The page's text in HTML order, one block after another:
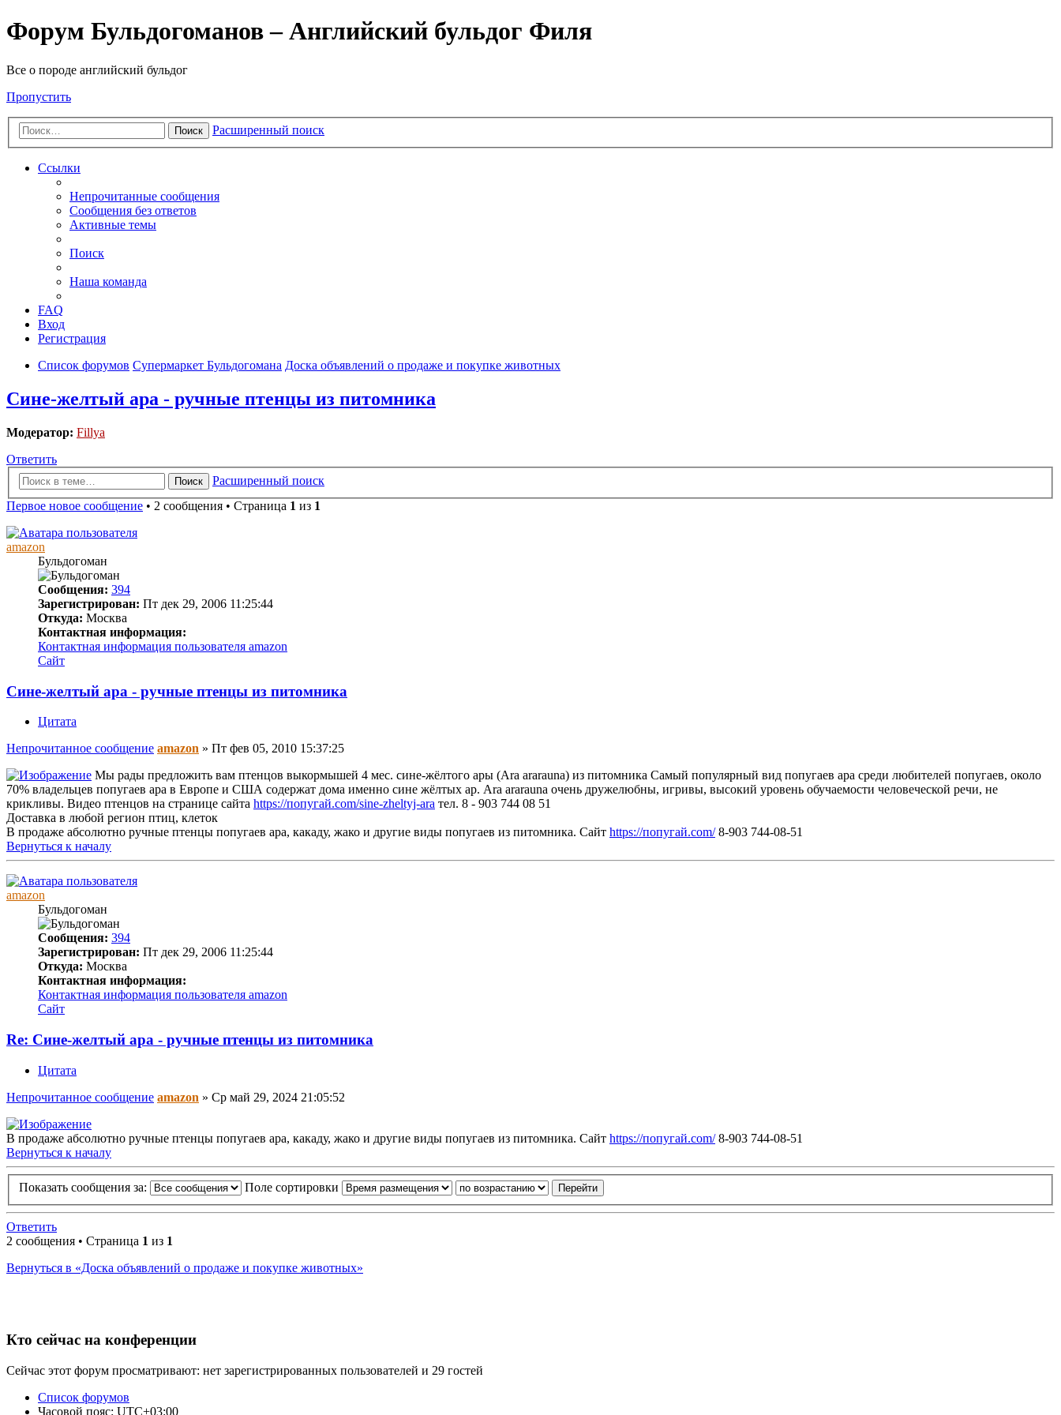
Форум Бульдогоманов – Английский бульдог Филя
Все о породе английский бульдог
Пропустить
Поиск Расширенный поиск
Ссылки
Непрочитанные сообщения
Сообщения без ответов
Активные темы
Поиск
Наша команда
FAQ
Вход
Регистрация
Список форумов Супермаркет Бульдогомана Доска объявлений о продаже и покупке животных
Сине-желтый ара - ручные птенцы из питомника
Модератор: Fillya
Ответить
Поиск
Расширенный поиск
Первое новое сообщение • 2 сообщения • Страница 1 из 1
amazon
Бульдогоман
Сообщения: 394
Зарегистрирован: Пт дек 29, 2006 11:25:44
Откуда: Москва
Контактная информация:
Контактная информация пользователя amazon
Сайт
Сине-желтый ара - ручные птенцы из питомника
Цитата
Непрочитанное сообщение amazon » Пт фев 05, 2010 15:37:25
Мы рады предложить вам птенцов выкормышей 4 мес. сине-жёлтого ары (Ara ararauna) из питомника Самый популярный вид попугаев ара среди любителей попугаев, около
70% владельцев попугаев ара в Европе и США содержат дома именно сине жёлтых ар. Ara ararauna очень дружелюбны, игривы, высокий уровень обучаемости человеческой речи, не
крикливы. Видео птенцов на странице сайта https://попугай.com/sine-zheltyj-ara тел. 8 - 903 744 08 51
Доставка в любой регион птиц, клеток
В продаже абсолютно ручные птенцы попугаев ара, какаду, жако и другие виды попугаев из питомника. Сайт https://попугай.com/8-903 744-08-51
Вернуться к началу
amazon
Бульдогоман
Сообщения: 394
Зарегистрирован: Пт дек 29, 2006 11:25:44
Откуда: Москва
Контактная информация:
Контактная информация пользователя amazon
Сайт
Re: Сине-желтый ара - ручные птенцы из питомника
Цитата
Непрочитанное сообщение amazon » Ср май 29, 2024 21:05:52
В продаже абсолютно ручные птенцы попугаев ара, какаду, жако и другие виды попугаев из питомника. Сайт https://попугай.com/8-903 744-08-51
Вернуться к началу
Показать сообщения за: Поле сортировки
Ответить
2 сообщения • Страница 1 из 1
Вернуться в «Доска объявлений о продаже и покупке животных»
Кто сейчас на конференции
Сейчас этот форум просматривают: нет зарегистрированных пользователей и 29 гостей
Список форумов
Часовой пояс: UTC+03:00